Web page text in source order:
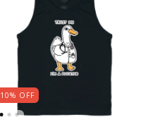
10% OFF